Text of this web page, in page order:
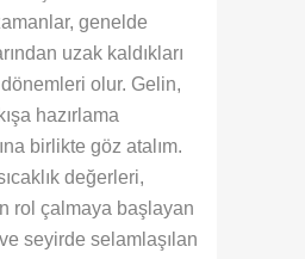
genelde
uzak kaldıkları
dönemleri olur. Gelin,
hazırlama
birlikte göz atalım.
değerleri,
rol çalmaya başlayan
seyirde selamlaşılan